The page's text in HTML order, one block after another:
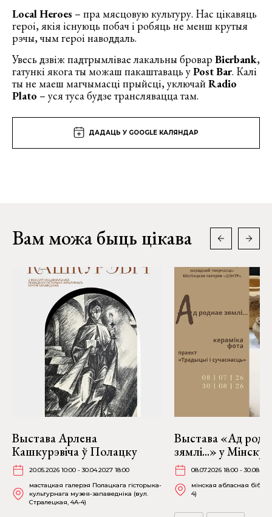
Local Heroes – пра мясцовую культуру. Нас цікавяць
героі, якія існуюць побач і робяць не менш крутыя
рэчы, чым героі наводдаль.
Увесь дзвіж падтрымлівае лакальны броварBierbank,
гатункі якога ты можаш пакаштаваць уPost Bar. Калі
ты не маеш магчымасці прыйсці, уключайRadio
Plato – уся туса будзе транслявацца там.
ДАДАЦЬ У GOOGLE КАЛЯНДАР
Вам можа быць цікава
Выстава Арлена
Кашкурэвіча ў Полацку
20.05.2026 10:00 - 30.04.2027 18:00
мастацкая галерэя Полацкага гісторыка-
культурнага музея-запаведніка (вул.
Стралецкая, 4A-4)
Выстава «Ад
зямлі...» у Мінску
08.07.2026 18:00 -
мінская абласная
4)